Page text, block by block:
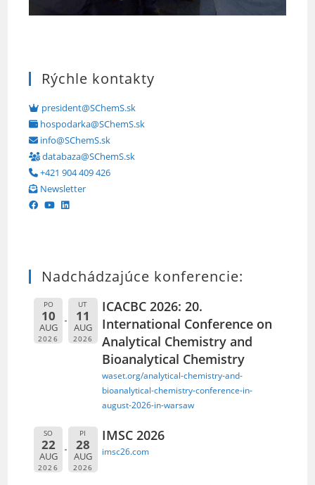
Rýchle kontakty
president@SChemS.sk
hospodarka@SChemS.sk
info@SChemS.sk
databaza@SChemS.sk
+421 904 409 426
Newsletter
Nadchádzajúce konferencie:
PO
10
AUG
2026
UT
11
AUG
2026
ICACBC 2026: 20.
International Conference on
Analytical Chemistry and
Bioanalytical Chemistry
waset.org/analytical-chemistry-and-
bioanalytical-chemistry-conference-in-
august-2026-in-warsaw
SO
22
AUG
2026
PI
28
AUG
2026
IMSC 2026
imsc26.com